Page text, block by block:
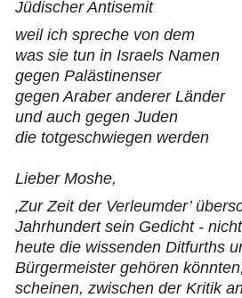
Jüdischer Antisemit
weil ich spreche von dem
was sie tun in Israels Namen
gegen Palästinenser
gegen Araber anderer Länder
und auch gegen Juden
die totgeschwiegen werden
Lieber Moshe,
‚Zur Zeit der Verleumder’
Jahrhundert sein Gedicht -
heute die wissenden Ditfurths
Bürgermeister gehören
scheinen, zwischen der Kritik